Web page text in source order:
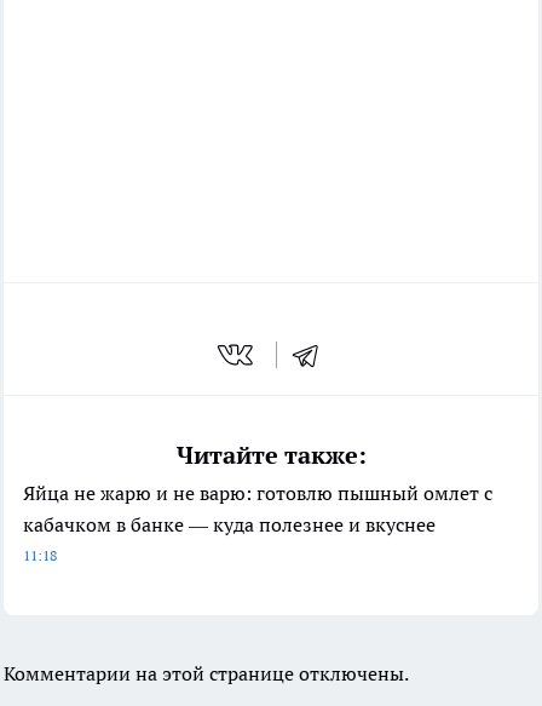
Читайте также:
Яйца не жарю и не варю: готовлю пышный омлет с
кабачком в банке — куда полезнее и вкуснее
11:18
Комментарии на этой странице отключены.